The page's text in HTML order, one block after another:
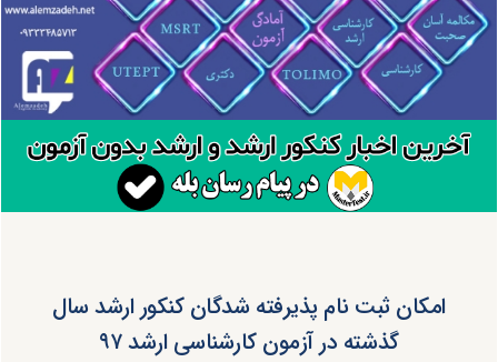
امکان ثبت نام پذیرفته شدگان کنکور ارشد سال
گذشته در آزمون کارشناسی ارشد ۹۷